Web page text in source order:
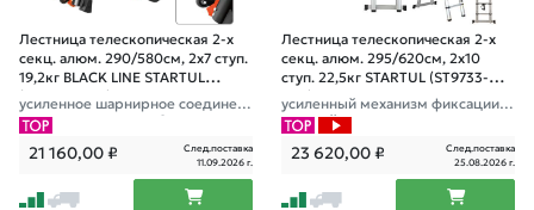
Лестница телескопическая 2-х
секц. алюм. 290/580см, 2х7 ступ.
19,2кг BLACK LINE STARTUL
усиленное шарнирное соединен
ие, ширина ступени 8см, прорези
ненные колеса и доп.стабилизато
ры
21 160,00₽
След.поставка
11.09.2026 г.
Лестница телескопическая 2-х
секц. алюм. 295/620см, 2х10
ступ. 22,5кг STARTUL (ST9733-
усиленный механизм фиксации с
тупеней
23 620,00₽
След.поставка
25.08.2026 г.